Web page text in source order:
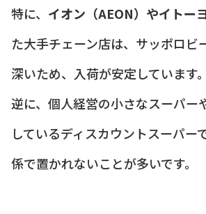
特に、 イオン（AEON）やイトー
た大手チェーン店は、サッポロビ
深いため、入荷が安定しています。
逆に、個人経営の小さなスーパー
しているディスカウントスーパー
係で置かれないことが多いです。